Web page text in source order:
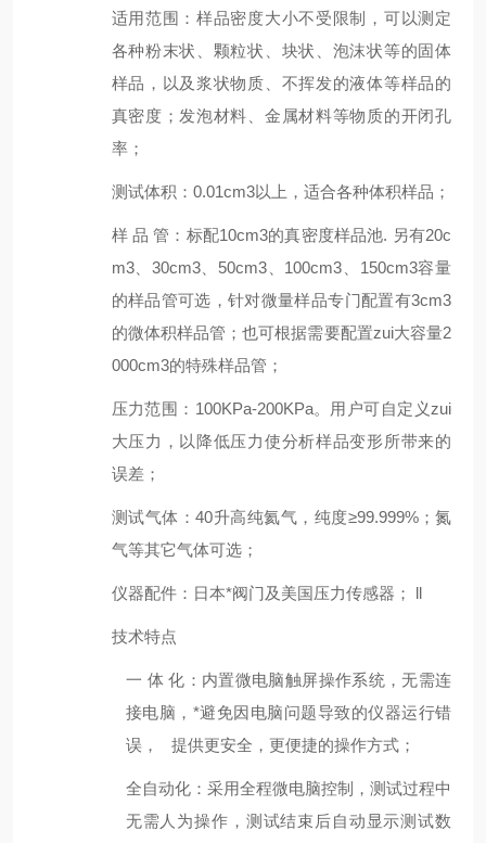
适用范围：样品密度大小不受限制，可以测定
各种粉末状、颗粒状、块状、泡沫状等的固体
样品，以及浆状物质、不挥发的液体等样品的
真密度；发泡材料、金属材料等物质的开闭孔
率；
测试体积 ： 0.01cm3以上，适合各种体积样品；
样 品 管 ： 标配10cm3的真密度样品池. 另有20c
m3、 30cm3、 50cm3 100cm3 150cm3容量
的样品管可选，针对微量样品专门配置有3cm3
的微体积样品管 ；也可根据需要配置zui大容量2
000cm3的特殊样品管 ；
压力范围 ： 100KPa-200KPa。用户可自定义zui
大压力，以降低压力使分析样品变形所带来的
误差；
测试气体 ：40升高纯氦气，纯度≥99.999%；氮
气等其它气体可选；
仪器配件： 日本*阀门及美国压力传感器； ll
技术特点
一 体 化：内置微电脑触屏操作系统，无需连
接电脑，*避免因电脑问题导致的仪器运行错
误，
提供更安全，更便捷的操作方式；
全自动化：采用全程微电脑控制，测试过程中
无需人为操作，测试结束后自动显示测试数